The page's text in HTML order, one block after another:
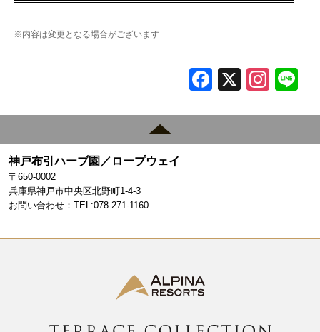
※内容は変更となる場合がございます
F
e
k
X In
gr
神戸布引ハーブ園／ロープウェイ
〒650-0002
兵庫県神戸市中央区北野町1-4-3
お問い合わせ：TEL:078-271-1160